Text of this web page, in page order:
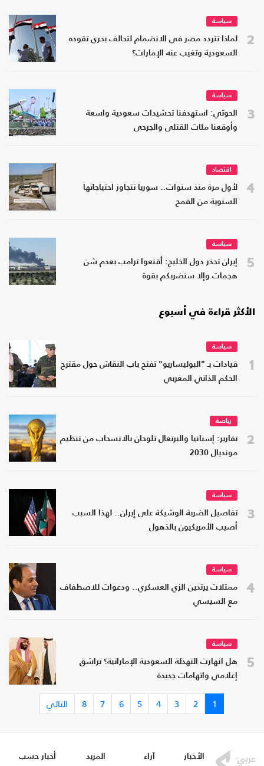
2
سياسة
لماذا تتردد مصر في الانضمام لتحالف بحري تقوده
السعودية وتغيب عنه الإمارات؟
3
سياسة
الحوثي: استهدفنا تحشيدات سعودية واسعة
وأوقعنا مئات القتلى والجرحى
4
اقتصاد
لأول مرة منذ سنوات.. سوريا تتجاوز احتياجاتها
السنوية من القمح
5
سياسة
إيران تحذر دول الخليج: أقنعوا ترامب بعدم شن
هجمات وإلا سنضربكم بقوة
الأكثر قراءة في أسبوع
1
سياسة
قيادات بـ "البوليساريو" تفتح باب النقاش حول مقترح
الحكم الذاتي المغربي
2
رياضة
تقارير: إسبانيا والبرتغال تلوحان بالانسحاب من تنظيم
مونديال 2030
3
سياسة
تفاصيل الضربة الوشيكة على إيران.. لهذا السبب
أصيب الأمريكيون بالذهول
4
سياسة
ممثلات يرتدين الزي العسكري.. ودعوات للاصطفاف
مع السيسي
5
سياسة
هل انهارت التهدئة السعودية الإماراتية؟ تراشق
إعلامي واتهامات جديدة
1
2
3
4
5
6
7
8 التالي
الأخبار آراء المزيد
أخبار حسب